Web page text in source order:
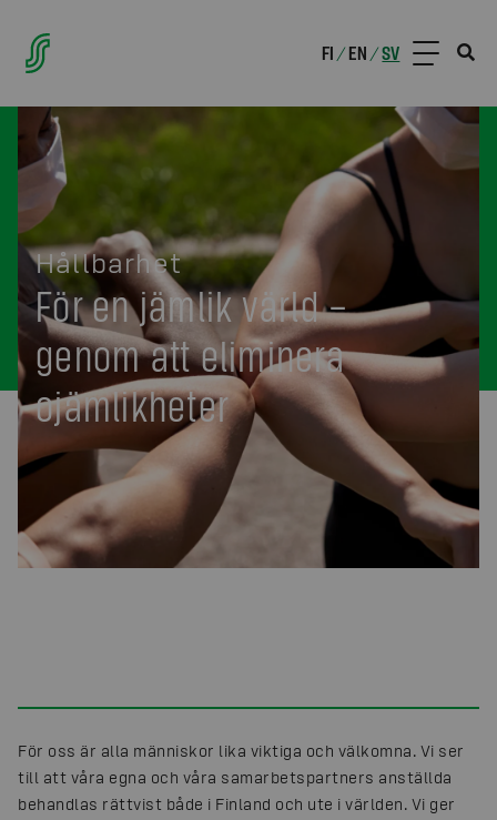
FI /EN /SV
Hållbarhet
För en jämlik värld –
genom att eliminera
ojämlikheter
För oss är alla människor lika viktiga och välkomna. Vi ser
till att våra egna och våra samarbetspartners anställda
behandlas rättvist både i Finland och ute i världen. Vi ger